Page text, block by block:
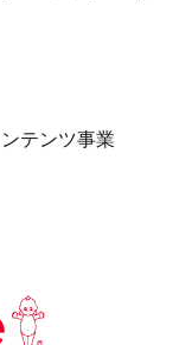
テンツ事業